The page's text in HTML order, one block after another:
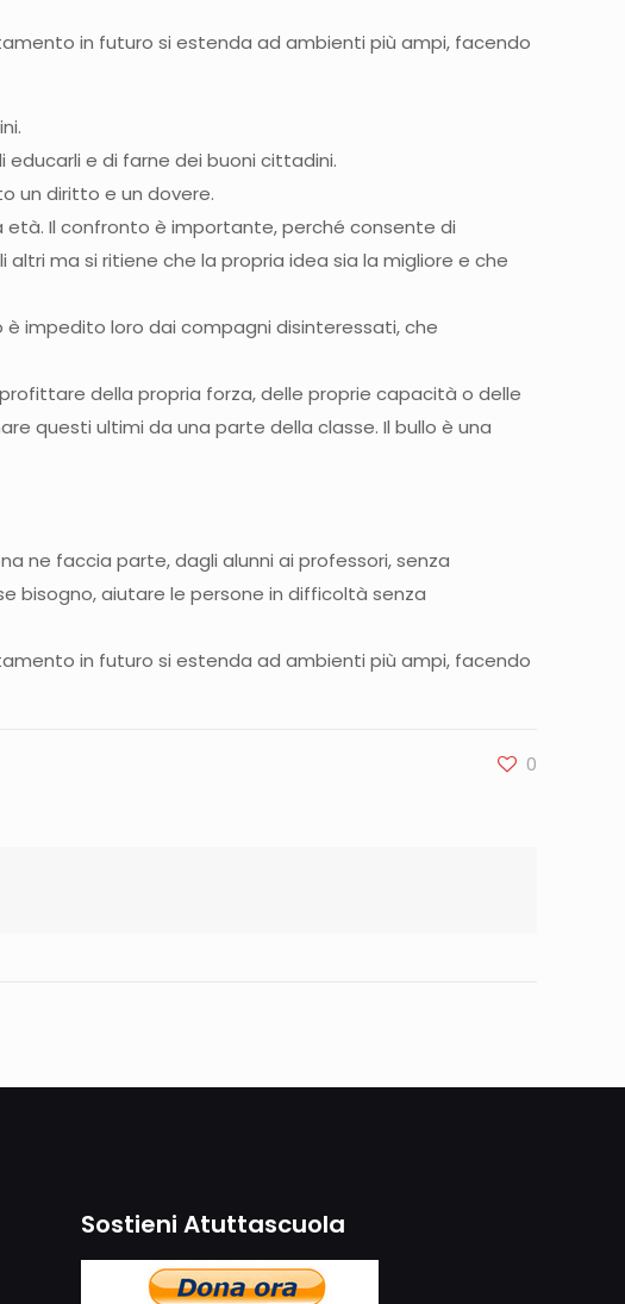
in futuro si estenda ad ambienti più ampi, facendo
educarli e di farne dei buoni cittadini.
un diritto e un dovere.
età. Il confronto è importante, perché consente di
ma si ritiene che la propria idea sia la migliore e che
impedito loro dai compagni disinteressati, che
della propria forza, delle proprie capacità o delle
questi ultimi da una parte della classe. Il bullo è una
ne faccia parte, dagli alunni ai professori, senza
bisogno, aiutare le persone in difficoltà senza
in futuro si estenda ad ambienti più ampi, facendo
0
Sostieni Atuttascuola